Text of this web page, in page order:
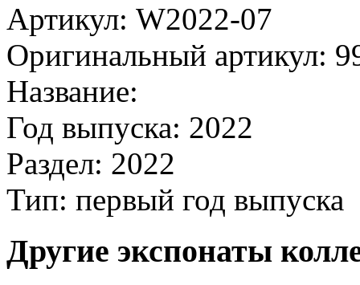
Артикул: W2022-07
Оригинальный артикул:
Название:
Год выпуска: 2022
Раздел: 2022
Тип: первый год выпуска
Другие экспонаты